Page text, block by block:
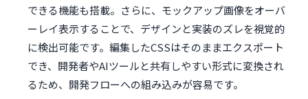
できる機能も搭載。さらに、モックアップ画像をオーバ
ーレイ表示することで、デザインと実装のズレを視覚的
に検出可能です。編集したCSSはそのままエクスポート
でき、開発者やAIツールと共有しやすい形式に変換され
るため、開発フローへの組み込みが容易です。